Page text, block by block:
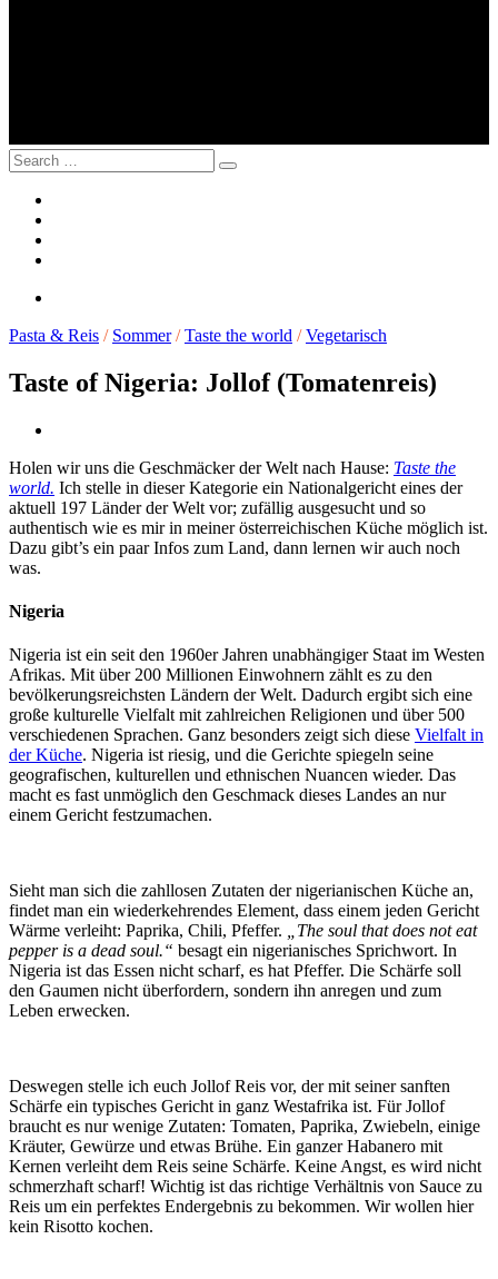
Pasta & Reis / Sommer/Taste the world /Vegetarisch
Taste of Nigeria: Jollof (Tomatenreis)
Holen wir uns die Geschmäcker der Welt nach Hause: Taste the
world. Ich stelle in dieser Kategorie ein Nationalgericht eines der
aktuell 197 Länder der Welt vor; zufällig ausgesucht und so
authentisch wie es mir in meiner österreichischen Küche möglich ist.
Dazu gibt’s ein paar Infos zum Land, dann lernen wir auch noch
was.
Nigeria
Nigeria ist ein seit den 1960er Jahren unabhängiger Staat im Westen
Afrikas. Mit über 200 Millionen Einwohnern zählt es zu den
bevölkerungsreichsten Ländern der Welt. Dadurch ergibt sich eine
große kulturelle Vielfalt mit zahlreichen Religionen und über 500
verschiedenen Sprachen. Ganz besonders zeigt sich diese Vielfalt in
der Küche. Nigeria ist riesig, und die Gerichte spiegeln seine
geografischen, kulturellen und ethnischen Nuancen wieder. Das
macht es fast unmöglich den Geschmack dieses Landes an nur
einem Gericht festzumachen.
Sieht man sich die zahllosen Zutaten der nigerianischen Küche an,
findet man ein wiederkehrendes Element, dass einem jeden Gericht
Wärme verleiht: Paprika, Chili, Pfeffer.
„The soul that does not eat
pepper is a dead soul.“ besagt ein nigerianisches Sprichwort. In
Nigeria ist das Essen nicht scharf, es hat Pfeffer. Die Schärfe soll
den Gaumen nicht überfordern, sondern ihn anregen und zum
Leben erwecken.
Deswegen stelle ich euch Jollof Reis vor, der mit seiner sanften
Schärfe ein typisches Gericht in ganz Westafrika ist. Für Jollof
braucht es nur wenige Zutaten: Tomaten, Paprika, Zwiebeln, einige
Kräuter, Gewürze und etwas Brühe. Ein ganzer Habanero mit
Kernen verleiht dem Reis seine Schärfe. Keine Angst, es wird nicht
schmerzhaft scharf! Wichtig ist das richtige Verhältnis von Sauce zu
Reis um ein perfektes Endergebnis zu bekommen. Wir wollen hier
kein Risotto kochen.